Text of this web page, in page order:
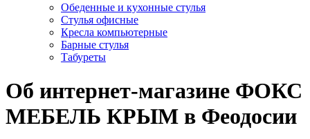
Обеденные и кухонные стулья
Стулья офисные
Кресла компьютерные
Барные стулья
Табуреты
Об интернет-магазине ФОКС
МЕБЕЛЬ КРЫМ в Феодосии